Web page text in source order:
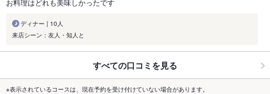
お料理はどれも美味しかったです
ディナー | 10人
来店シーン：友人・知人と
すべての口コミを見る
※表示されているコースは、現在予約を受け付けていない場合があります。